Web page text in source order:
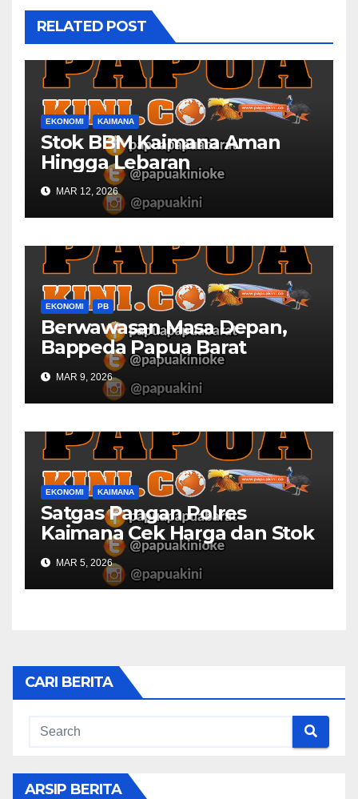
RELATED POST
EKONOMI KAIMANA
Stok BBM Kaimana Aman
Hingga Lebaran
MAR 12, 2026
EKONOMI PB
Berwawasan Masa Depan,
Bappeda Papua Barat
Konsultasi Publik RKPD 2027
MAR 9, 2026
EKONOMI KAIMANA
Satgas Pangan Polres
Kaimana Cek Harga dan Stok
Bapok di Pasar
MAR 5, 2026
CARI BERITA
ARSIP BERITA